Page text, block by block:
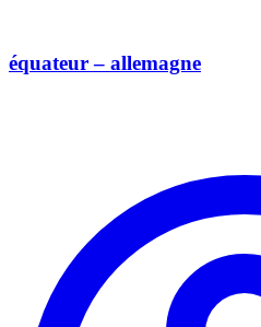
équateur – allemagne